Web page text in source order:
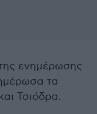
ενημέρωσης
τα
Τσιόδρα.